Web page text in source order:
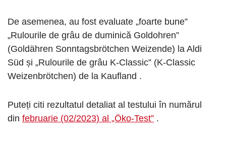
De asemenea, au fost evaluate „foarte bune”
„Rulourile de grâu de duminică Goldohren”
(Goldähren Sonntagsbrötchen Weizende) la Aldi
Süd și „Rulourile de grâu K-Classic” (K-Classic
Weizenbrötchen) de la Kaufland .
Puteți citi rezultatul detaliat al testului în numărul
din februarie (02/2023) al „Öko-Test” .